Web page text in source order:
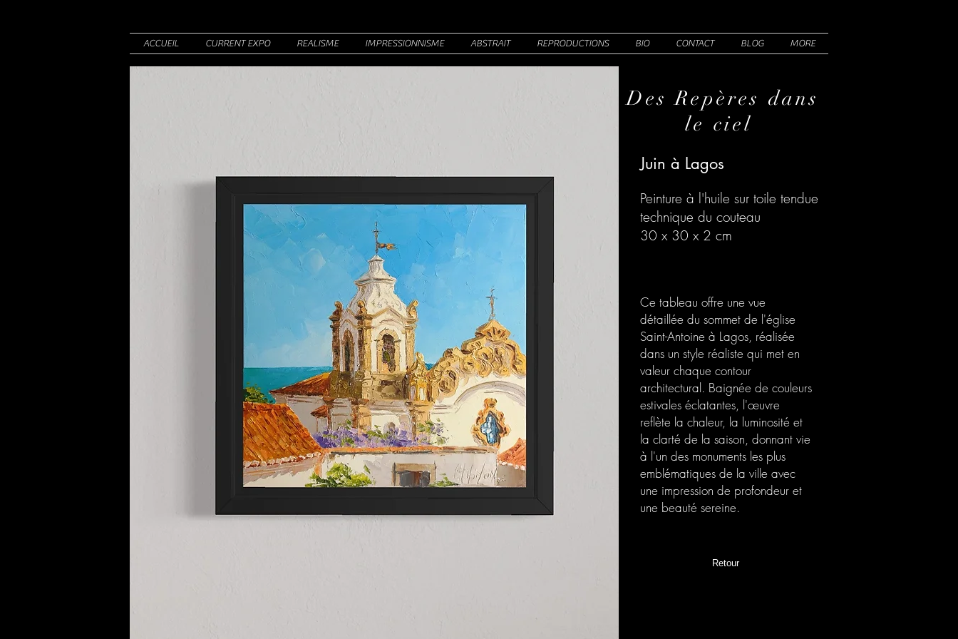
ACCUEIL CURRENT EXPO REALISME IMPRESSIONNISME ABSTRAIT REPRODUCTIONS BIO CONTACT BLOG MORE
Des Repères dans
le ciel
Juin à Lagos
Peinture à l'huile sur toile tendue
technique du couteau
30 x 30 x 2 cm
Ce tableau offre une vue
détaillée du sommet de l'église
Saint-Antoine à Lagos, réalisée
dans un style réaliste qui met en
valeur chaque contour
architectural. Baignée de couleurs
estivales éclatantes, l'œuvre
reflète la chaleur, la luminosité et
la clarté de la saison, donnant vie
à l'un des monuments les plus
emblématiques de la ville avec
une impression de profondeur et
une beauté sereine.
Retour